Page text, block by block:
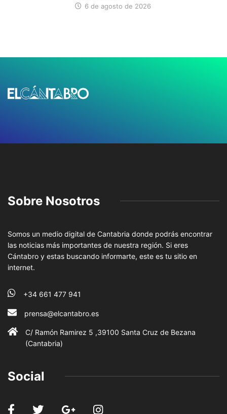
6 de agosto de 2026
Sobre Nosotros
Somos un medio digital de Cantabria donde podrás encontrar
las noticias más importantes de nuestra región. Si eres
Cántabro y estas buscando informarte, este es tu sitio en
internet.
+34 661 477 941
prensa@elcantabro.es
C/ Ramón Ramirez 5 ,39100 Santa Cruz de Bezana
(Cantabria)
Social